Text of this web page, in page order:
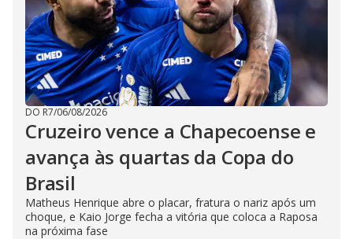
DO R7/06/08/2026
Cruzeiro vence a Chapecoense e
avança às quartas da Copa do
Brasil
Matheus Henrique abre o placar, fratura o nariz após um
choque, e Kaio Jorge fecha a vitória que coloca a Raposa
na próxima fase